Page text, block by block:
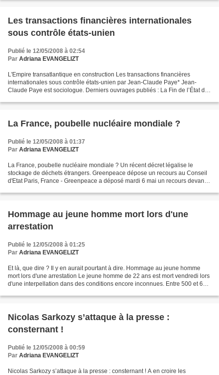
Les transactions financières internationales
sous contrôle états-unien
Publié le 12/05/2008 à 02:54
Par Adriana EVANGELIZT
L'Empire transatlantique en construction Les transactions financières
internationales sous contrôle états-unien par Jean-Claude Paye* Jean-
Claude Paye est sociologue. Derniers ouvrages publiés : La Fin de l’État de
La France, poubelle nucléaire mondiale ?
Publié le 12/05/2008 à 01:37
Par Adriana EVANGELIZT
La France, poubelle nucléaire mondiale ? Un récent décret légalise le
stockage de déchets étrangers. Greenpeace dépose un recours au Conseil
d'Etat Paris, France - Greenpeace a déposé mardi 6 mai un recours devant
Hommage au jeune homme mort lors d'une
arrestation
Publié le 12/05/2008 à 01:25
Par Adriana EVANGELIZT
Et là, que dire ? Il y en aurait pourtant à dire. Hommage au jeune homme
mort lors d'une arrestation Le jeune homme de 22 ans est mort vendredi lors
d'une interpellation dans des conditions encore inconnues. Entre 500 et 600
Nicolas Sarkozy s’attaque à la presse :
consternant !
Publié le 12/05/2008 à 00:59
Par Adriana EVANGELIZT
Nicolas Sarkozy s’attaque à la presse : consternant ! A en croire les